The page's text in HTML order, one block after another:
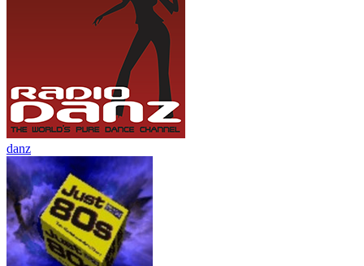
danz